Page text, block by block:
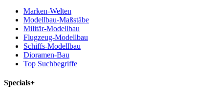
Marken-Welten
Modellbau-Maßstäbe
Militär-Modellbau
Flugzeug-Modellbau
Schiffs-Modellbau
Dioramen-Bau
Top Suchbegriffe
Specials+